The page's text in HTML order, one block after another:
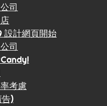
司
設計網頁開始
司
考慮
)